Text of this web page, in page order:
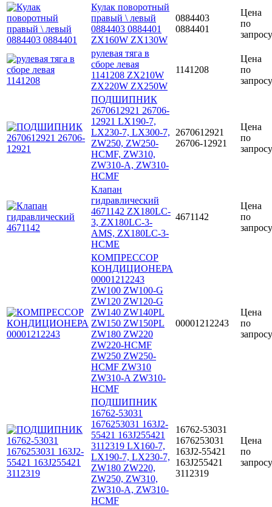
Кулак поворотный
правый \ левый
0884403 0884401
ZX160W ZX130W
0884403
0884401
Цена
по
запросу
рулевая тяга в
сборе левая
1141208 ZX210W
ZX220W ZX250W
1141208
Цена
по
запросу
ПОДШИПНИК
2670612921 26706-
12921 LX190-7,
LX230-7, LX300-7,
ZW250, ZW250-
HCMF, ZW310,
ZW310-A, ZW310-
HCMF
2670612921
26706-12921
Цена
по
запросу
Клапан
гидравлический
4671142 ZX180LC-
3, ZX180LC-3-
AMS, ZX180LC-3-
HCME
4671142
Цена
по
запросу
КОМПРЕССОР
КОНДИЦИОНЕРА
00001212243
ZW100 ZW100-G
ZW120 ZW120-G
ZW140 ZW140PL
ZW150 ZW150PL
ZW180 ZW220
ZW220-HCMF
ZW250 ZW250-
HCMF ZW310
ZW310-A ZW310-
HCMF
00001212243
Цена
по
запросу
ПОДШИПНИК
16762-53031
1676253031 163J2-
55421 163J255421
3112319 LX160-7,
LX190-7, LX230-7,
ZW180 ZW220,
ZW250, ZW310,
ZW310-A, ZW310-
HCMF
16762-53031
1676253031
163J2-55421
163J255421
3112319
Цена
по
запросу